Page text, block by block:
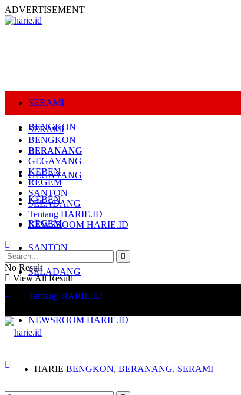
ADVERTISEMENT
SERAMI
BENGKON
BERANANG
GEGAYANG
KEBEN
REGEM
SANTON
SELADANG
Tentang HARIE.ID
NEWSROOM HARIE.ID
SERAMI
BENGKON
BERANANG
GEGAYANG
KEBEN
REGEM
SANTON
SELADANG
Tentang HARIE.ID
NEWSROOM HARIE.ID
No Result
View All Result
HARIE BENGKON, BERANANG, SERAMI